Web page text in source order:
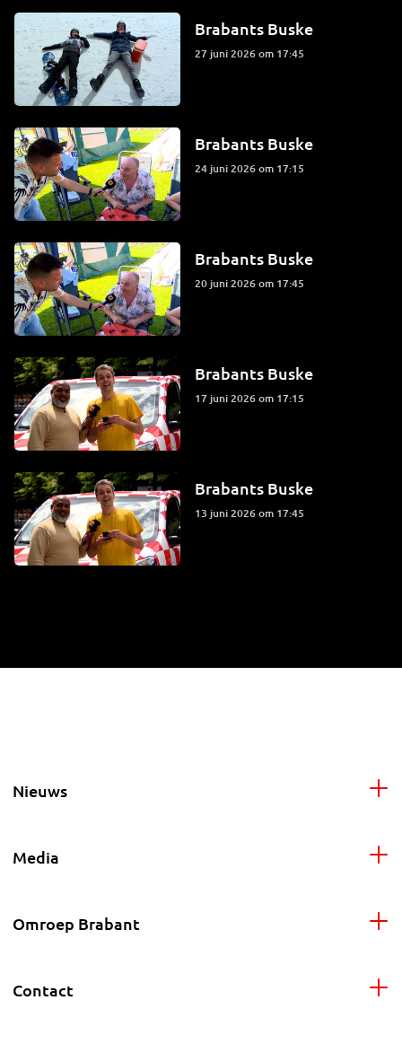
Brabants Buske
27 juni 2026 om 17:45
Brabants Buske
24 juni 2026 om 17:15
Brabants Buske
20 juni 2026 om 17:45
Brabants Buske
17 juni 2026 om 17:15
Brabants Buske
13 juni 2026 om 17:45
Nieuws
Media
Omroep Brabant
Contact